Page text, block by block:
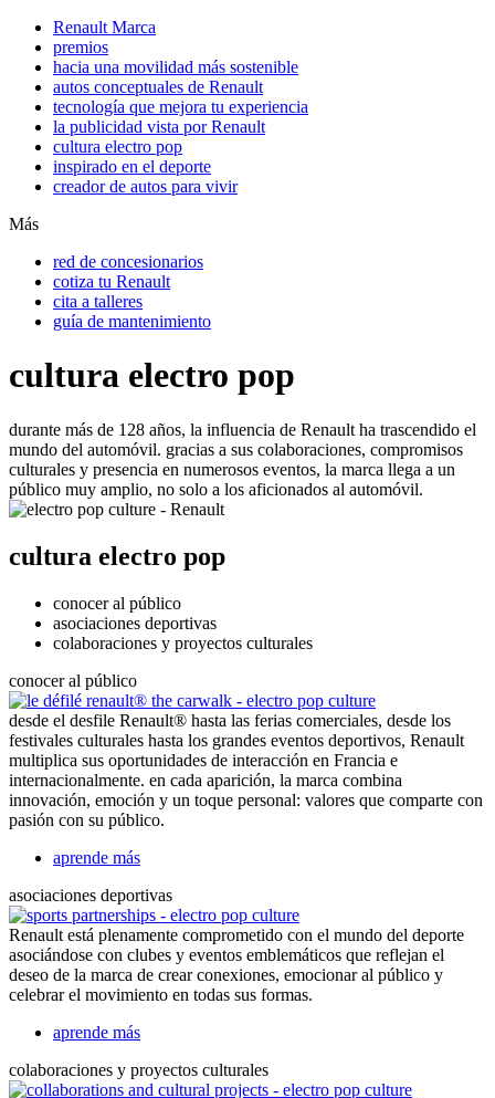
Renault Marca
premios
hacia una movilidad más sostenible
autos conceptuales de Renault
tecnología que mejora tu experiencia
la publicidad vista por Renault
cultura electro pop
inspirado en el deporte
creador de autos para vivir
Más
red de concesionarios
cotiza tu Renault
cita a talleres
guía de mantenimiento
cultura electro pop
durante más de 128 años, la influencia de Renault ha trascendido el
mundo del automóvil. gracias a sus colaboraciones, compromisos
culturales y presencia en numerosos eventos, la marca llega a un
público muy amplio, no solo a los aficionados al automóvil.
cultura electro pop
conocer al público
asociaciones deportivas
colaboraciones y proyectos culturales
conocer al público
desde el desfile Renault® hasta las ferias comerciales, desde los
festivales culturales hasta los grandes eventos deportivos, Renault
multiplica sus oportunidades de interacción en Francia e
internacionalmente. en cada aparición, la marca combina
innovación, emoción y un toque personal: valores que comparte con
pasión con su público.
aprende más
asociaciones deportivas
Renault está plenamente comprometido con el mundo del deporte
asociándose con clubes y eventos emblemáticos que reflejan el
deseo de la marca de crear conexiones, emocionar al público y
celebrar el movimiento en todas sus formas.
aprende más
colaboraciones y proyectos culturales